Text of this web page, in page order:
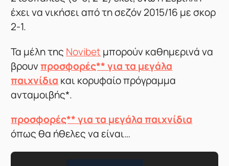
έχει να νικήσει από τη σεζόν 2015/16 με σκορ
2-1.
Τα μέλη της Novibet μπορούν καθημερινά να
βρουνπροσφορές** για τα μεγάλα
παιχνίδια και κορυφαίο πρόγραμμα
ανταμοιβής*.
προσφορές** για τα μεγάλα παιχνίδια
όπως θα ήθελες να είναι…